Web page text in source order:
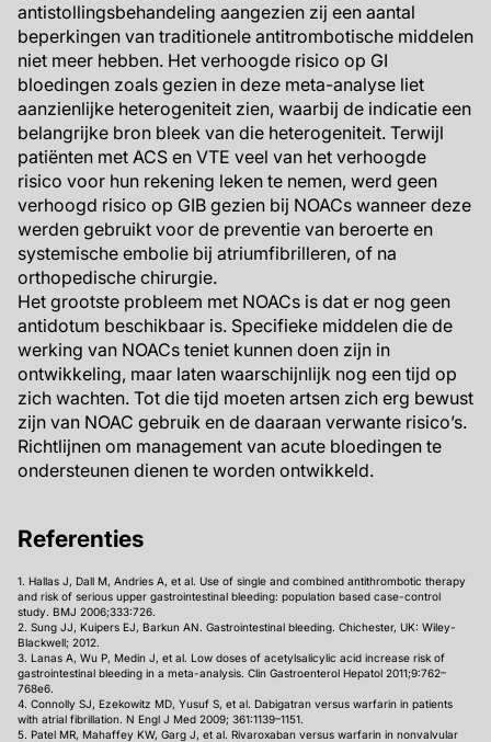
antistollingsbehandeling aangezien zij een aantal
beperkingen van traditionele antitrombotische middelen
niet meer hebben. Het verhoogde risico op GI
bloedingen zoals gezien in deze meta-analyse liet
aanzienlijke heterogeniteit zien, waarbij de indicatie een
belangrijke bron bleek van die heterogeniteit. Terwijl
patiënten met ACS en VTE veel van het verhoogde
risico voor hun rekening leken te nemen, werd geen
verhoogd risico op GIB gezien bij NOACs wanneer deze
werden gebruikt voor de preventie van beroerte en
systemische embolie bij atriumfibrilleren, of na
orthopedische chirurgie.
Het grootste probleem met NOACs is dat er nog geen
antidotum beschikbaar is. Specifieke middelen die de
werking van NOACs teniet kunnen doen zijn in
ontwikkeling, maar laten waarschijnlijk nog een tijd op
zich wachten. Tot die tijd moeten artsen zich erg bewust
zijn van NOAC gebruik en de daaraan verwante risico’s.
Richtlijnen om management van acute bloedingen te
ondersteunen dienen te worden ontwikkeld.
Referenties
1. Hallas J, Dall M, Andries A, et al. Use of single and combined antithrombotic therapy
and risk of serious upper gastrointestinal bleeding: population based case-control
study. BMJ 2006;333:726.
2. Sung JJ, Kuipers EJ, Barkun AN. Gastrointestinal bleeding. Chichester, UK: Wiley-
Blackwell; 2012.
3. Lanas A, Wu P, Medin J, et al. Low doses of acetylsalicylic acid increase risk of
gastrointestinal bleeding in a meta-analysis. Clin Gastroenterol Hepatol 2011;9:762–
768e6.
4. Connolly SJ, Ezekowitz MD, Yusuf S, et al. Dabigatran versus warfarin in patients
with atrial fibrillation. N Engl J Med 2009; 361:1139–1151.
5. Patel MR, Mahaffey KW, Garg J, et al. Rivaroxaban versus warfarin in nonvalvular